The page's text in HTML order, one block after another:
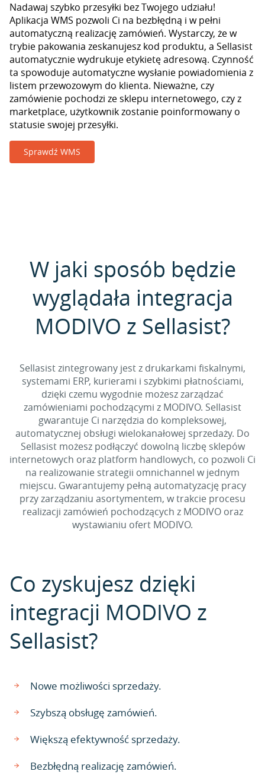
Nadawaj szybko przesyłki bez Twojego udziału!
Aplikacja WMS pozwoli Ci na bezbłędną i w pełni
automatyczną realizację zamówień. Wystarczy, że w
trybie pakowania zeskanujesz kod produktu, a Sellasist
automatycznie wydrukuje etykietę adresową. Czynność
ta spowoduje automatyczne wysłanie powiadomienia z
listem przewozowym do klienta. Nieważne, czy
zamówienie pochodzi ze sklepu internetowego, czy z
marketplace, użytkownik zostanie poinformowany o
statusie swojej przesyłki.
Sprawdź WMS
W jaki sposób będzie
wyglądała integracja
MODIVO z Sellasist?
Sellasist zintegrowany jest z drukarkami fiskalnymi,
systemami ERP, kurierami i szybkimi płatnościami,
dzięki czemu wygodnie możesz zarządzać
zamówieniami pochodzącymi z MODIVO. Sellasist
gwarantuje Ci narzędzia do kompleksowej,
automatycznej obsługi wielokanałowej sprzedaży. Do
Sellasist możesz podłączyć dowolną liczbę sklepów
internetowych oraz platform handlowych, co pozwoli Ci
na realizowanie strategii omnichannel w jednym
miejscu. Gwarantujemy pełną automatyzację pracy
przy zarządzaniu asortymentem, w trakcie procesu
realizacji zamówień pochodzących z MODIVO oraz
wystawianiu ofert MODIVO.
Co zyskujesz dzięki
integracji MODIVO z
Sellasist?
Nowe możliwości sprzedaży.
Szybszą obsługę zamówień.
Większą efektywność sprzedaży.
Bezbłędną realizację zamówień.